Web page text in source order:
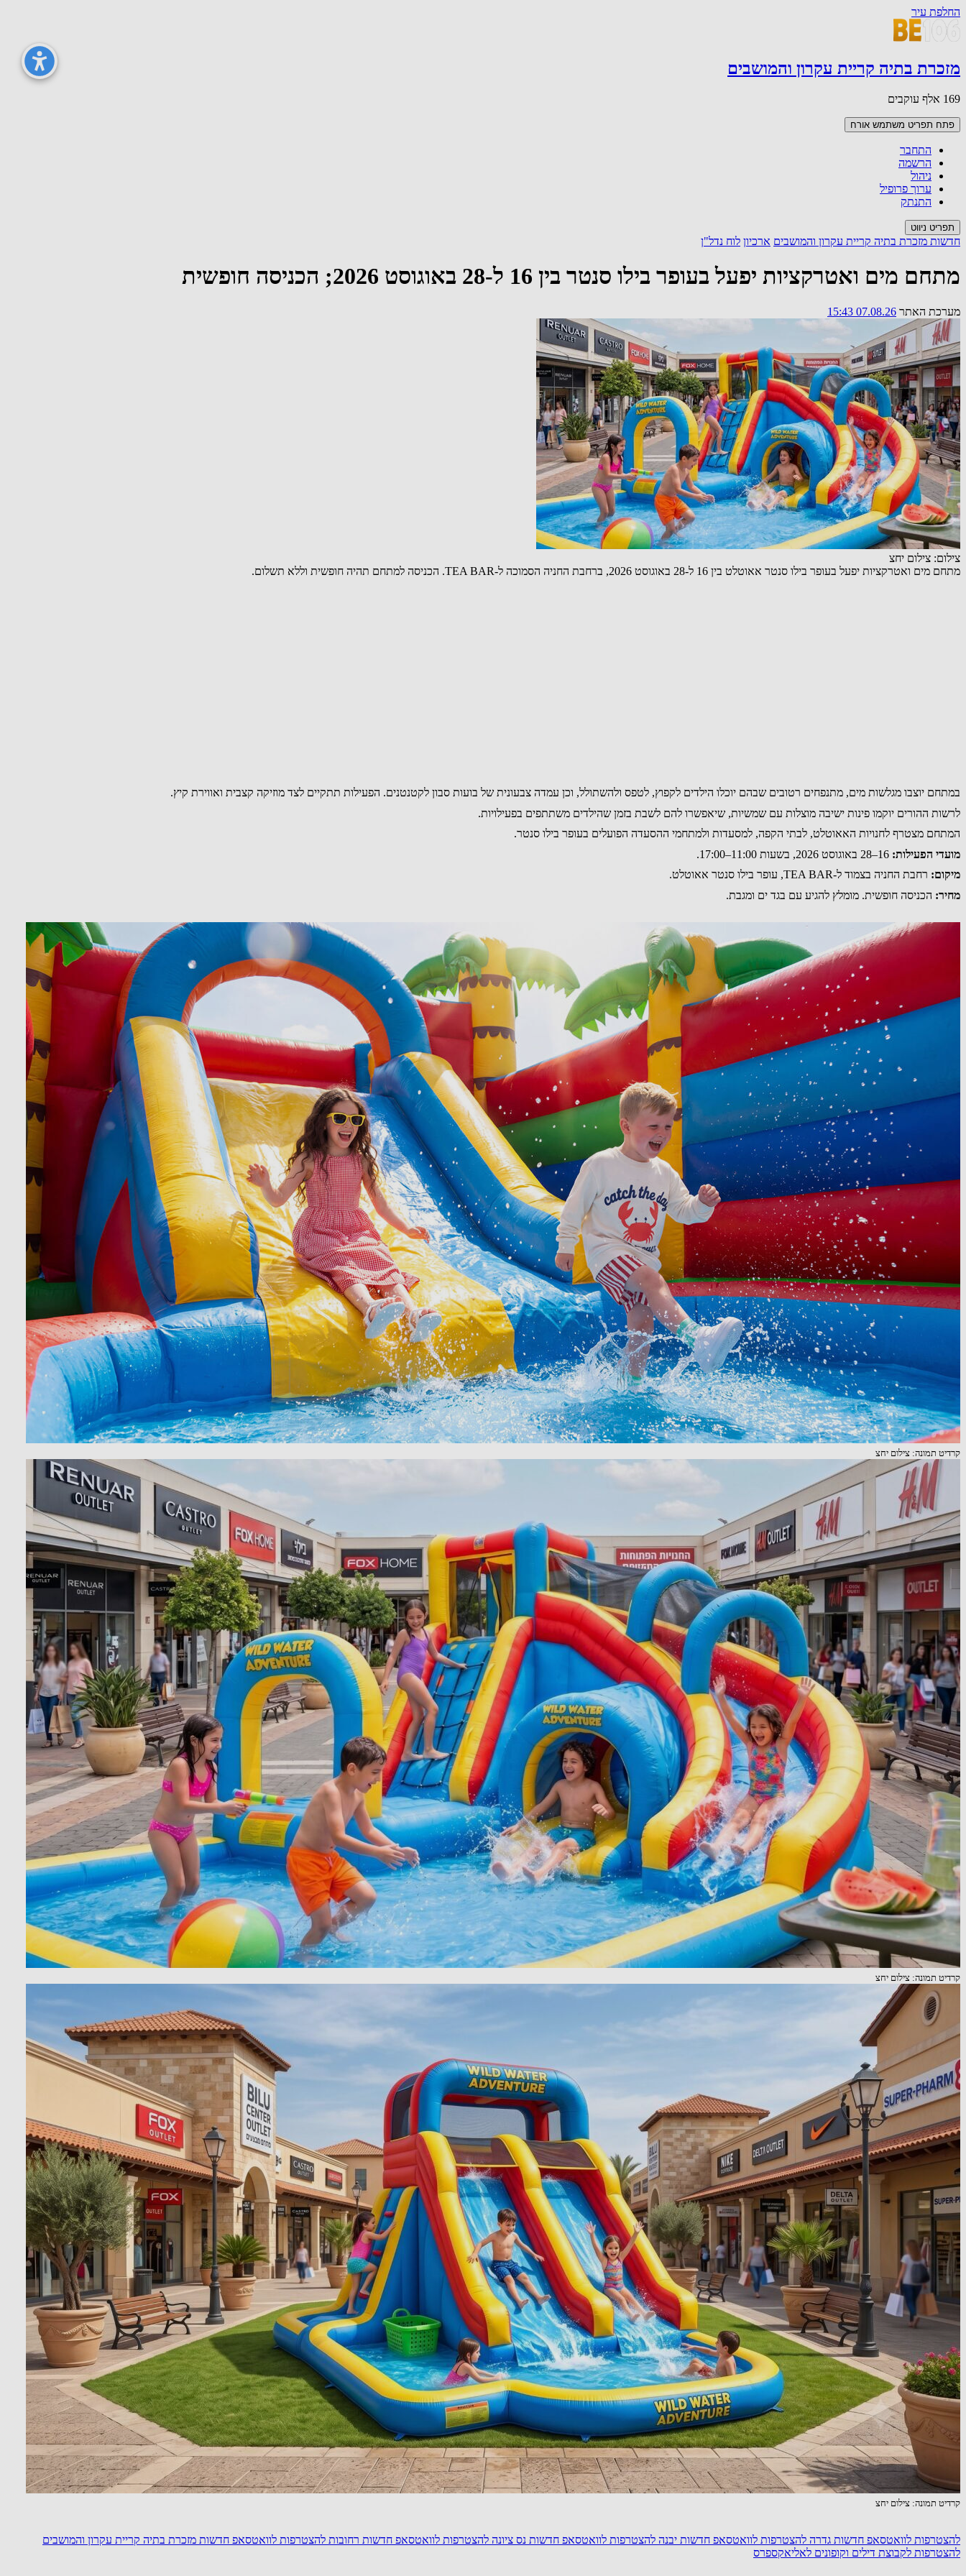
החלפת עיר
מזכרת בתיה קריית עקרון והמושבים
169 אלף עוקבים
פתח תפריט משתמש אורח
התחבר
הרשמה
ניהול
ערוך פרופיל
התנתק
תפריט ניווט
חדשות מזכרת בתיה קריית עקרון והמושבים ארכיון לוח נדל"ן
מתחם מים ואטרקציות יפעל בעופר בילו סנטר בין 16 ל-28 באוגוסט 2026; הכניסה חופשית
מערכת האתר 07.08.26 15:43
צילום: צילום יחצ
מתחם מים ואטרקציות יפעל בעופר בילו סנטר אאוטלט בין 16 ל-28 באוגוסט 2026, ברחבת החניה הסמוכה ל-TEA BAR. הכניסה למתחם תהיה חופשית וללא תשלום.
במתחם יוצבו מגלשות מים, מתנפחים רטובים שבהם יוכלו הילדים לקפוץ, לטפס ולהשתולל, וכן עמדה צבעונית של בועות סבון לקטנטנים. הפעילות תתקיים לצד מוזיקה קצבית ואווירת קיץ.
לרשות ההורים יוקמו פינות ישיבה מוצלות עם שמשיות, שיאפשרו להם לשבת בזמן שהילדים משתתפים בפעילויות.
המתחם מצטרף לחנויות האאוטלט, לבתי הקפה, למסעדות ולמתחמי ההסעדה הפועלים בעופר בילו סנטר.
מועדי הפעילות:
מיקום: רחבת החניה בצמוד ל-TEA BAR, עופר בילו סנטר אאוטלט.
מחיר: הכניסה חופשית. מומלץ להגיע עם בגד ים ומגבת.
קרדיט תמונה: צילום יחצ
קרדיט תמונה: צילום יחצ
קרדיט תמונה: צילום יחצ
להצטרפות לוואטסאפ חדשות גדרה להצטרפות לוואטסאפ חדשות יבנה להצטרפות לוואטסאפ חדשות נס ציונה להצטרפות לוואטסאפ חדשות רחובות להצטרפות לוואטסאפ חדשות מזכרת בתיה קריית עקרון והמושבים
להצטרפות לקבוצת דילים וקופונים לאליאקספרס